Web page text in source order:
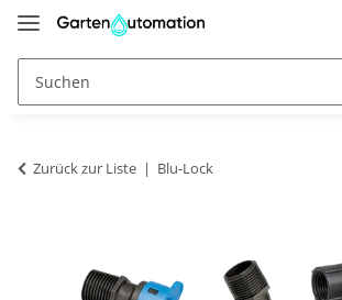
Zurück zur Liste Blu-Lock